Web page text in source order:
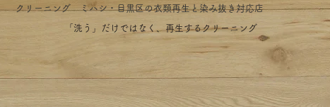
​クリーニング ミハシ・目黒区の衣類再生と染み抜き対応店
​「洗う」だけではなく、再生するクリーニング